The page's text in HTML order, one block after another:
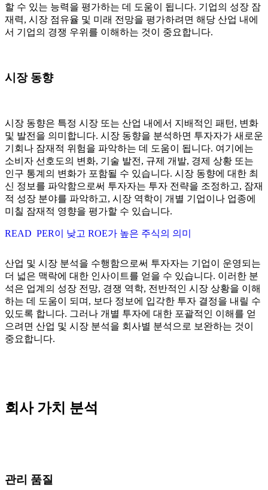
할 수 있는 능력을 평가하는 데 도움이 됩니다. 기업의 성장 잠
재력, 시장 점유율 및 미래 전망을 평가하려면 해당 산업 내에
서 기업의 경쟁 우위를 이해하는 것이 중요합니다.
시장 동향
시장 동향은 특정 시장 또는 산업 내에서 지배적인 패턴, 변화
및 발전을 의미합니다. 시장 동향을 분석하면 투자자가 새로운
기회나 잠재적 위험을 파악하는 데 도움이 됩니다. 여기에는
소비자 선호도의 변화, 기술 발전, 규제 개발, 경제 상황 또는
인구 통계의 변화가 포함될 수 있습니다. 시장 동향에 대한 최
신 정보를 파악함으로써 투자자는 투자 전략을 조정하고, 잠재
적 성장 분야를 파악하고, 시장 역학이 개별 기업이나 업종에
미칠 잠재적 영향을 평가할 수 있습니다.
READ PER이 낮고 ROE가 높은 주식의 의미
산업 및 시장 분석을 수행함으로써 투자자는 기업이 운영되는
더 넓은 맥락에 대한 인사이트를 얻을 수 있습니다. 이러한 분
석은 업계의 성장 전망, 경쟁 역학, 전반적인 시장 상황을 이해
하는 데 도움이 되며, 보다 정보에 입각한 투자 결정을 내릴 수
있도록 합니다. 그러나 개별 투자에 대한 포괄적인 이해를 얻
으려면 산업 및 시장 분석을 회사별 분석으로 보완하는 것이
중요합니다.
회사 가치 분석
관리 품질